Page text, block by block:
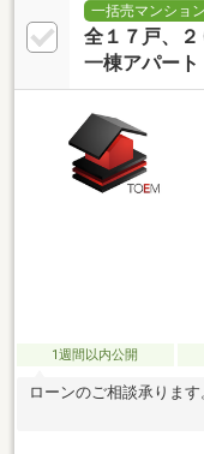
一括売マンション
全１７戸、
一棟アパート
1週間以内公開
ローンのご相談承りま